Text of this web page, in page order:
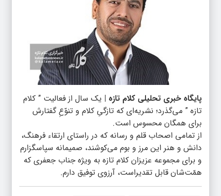
پایگاه خبری تحلیلی کلام تازه | یک سال از فعالیت ” کلام
تازه ” می‌گذرد؛ نشریه‌ای که تازگیِ کلام و تنوّعِ گفتارش
برای همگان محسوس است.
از تمامی اصحاب قلم و رسانه که در راستای ارتقاء فرهنگ،
دانش و هنر این مرز و بوم می‌کوشند، صمیمانه سپاسگزارم
و برای مجموعه عزیزان کلام تازه به ویژه جناب جعفری که
همّت‌شان قابل تقدیراست، آرزوی توفیق دارم.